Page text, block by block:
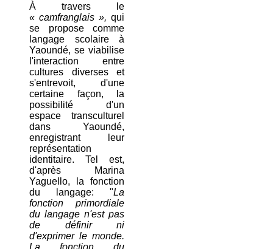
À travers le
« camfranglais », qui
se propose comme
langage scolaire à
Yaoundé, se viabilise
l'interaction entre
cultures diverses et
s'entrevoit, d'une
certaine façon, la
possibilité d'un
espace transculturel
dans Yaoundé,
enregistrant leur
représentation
identitaire. Tel est,
d'après Marina
Yaguello, la fonction
du langage: "La
fonction primordiale
du langage n'est pas
de définir ni
d'exprimer le monde.
La fonction du